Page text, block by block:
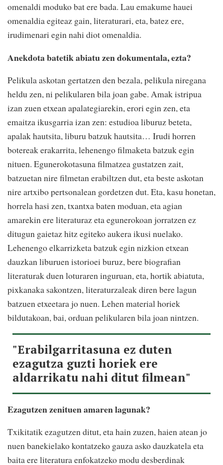
omenaldi moduko bat ere bada. Lau emakume hauei
omenaldia egiteaz gain, literaturari, eta, batez ere,
irudimenari egin nahi diot omenaldia.
Anekdota batetik abiatu zen dokumentala, ezta?
Pelikula askotan gertatzen den bezala, pelikula niregana
heldu zen, ni pelikularen bila joan gabe. Amak istripua
izan zuen etxean apalategiarekin, erori egin zen, eta
emaitza ikusgarria izan zen: estudioa liburuz beteta,
apalak hautsita, liburu batzuk hautsita… Irudi horren
botereak erakarrita, lehenengo filmaketa batzuk egin
nituen. Egunerokotasuna filmatzea gustatzen zait,
batzuetan nire filmetan erabiltzen dut, eta beste askotan
nire artxibo pertsonalean gordetzen dut. Eta, kasu honetan,
horrela hasi zen, txantxa baten moduan, eta agian
amarekin ere literaturaz eta egunerokoan jorratzen ez
ditugun gaietaz hitz egiteko aukera ikusi nuelako.
Lehenengo elkarrizketa batzuk egin nizkion etxean
dauzkan liburuen istorioei buruz, bere biografian
literaturak duen loturaren inguruan, eta, hortik abiatuta,
pixkanaka sakontzen, literaturzaleak diren bere lagun
batzuen etxeetara jo nuen. Lehen material horiek
bildutakoan, bai, orduan pelikularen bila joan nintzen.
"Erabilgarritasuna ez duten
ezagutza guzti horiek ere
aldarrikatu nahi ditut filmean"
Ezagutzen zenituen amaren lagunak?
Txikitatik ezagutzen ditut, eta hain zuzen, haien atean jo
nuen banekielako kontatzeko gauza asko dauzkatela eta
baita ere literatura enfokatzeko modu desberdinak